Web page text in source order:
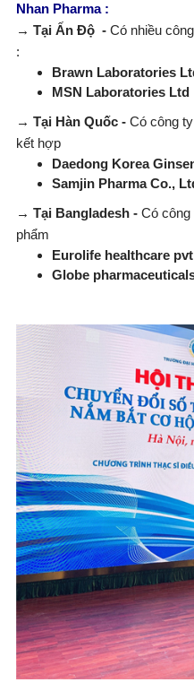
Nhan Pharma :
→ TạiẤn Độ - Có nhiều
:
Brawn Laboratories
MSN Laboratories Ltd
→ Tại Hàn Quốc - Có công
kết hợp
Daedong Korea
Samjin Pharma Co.,
→ Tại Bangladesh - Có
phẩm
Eurolife healthcare
Globe